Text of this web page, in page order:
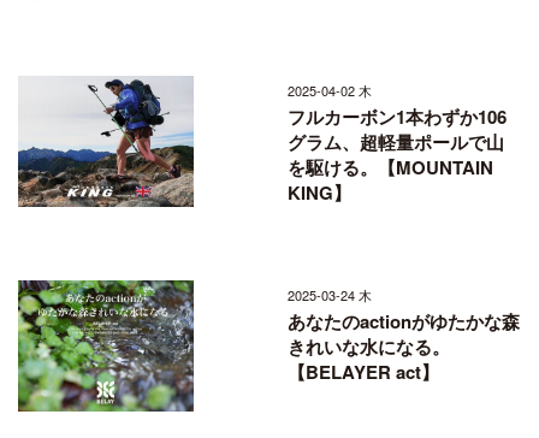
2025-04-02 木
フルカーボン1本わずか106
グラム、超軽量ポールで山
を駆ける。【MOUNTAIN
KING】
2025-03-24 木
あなたのactionがゆたかな森
きれいな水になる。
【BELAYER act】